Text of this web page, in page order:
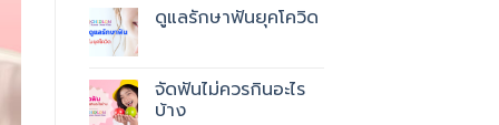
สกา
ต้อง
แพทย์
ดูแลรักษาฟันยุคโควิด
​จัดฟันไม่ควรกินอะไร
บ้าง